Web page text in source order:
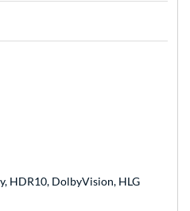
HDR10, DolbyVision, HLG